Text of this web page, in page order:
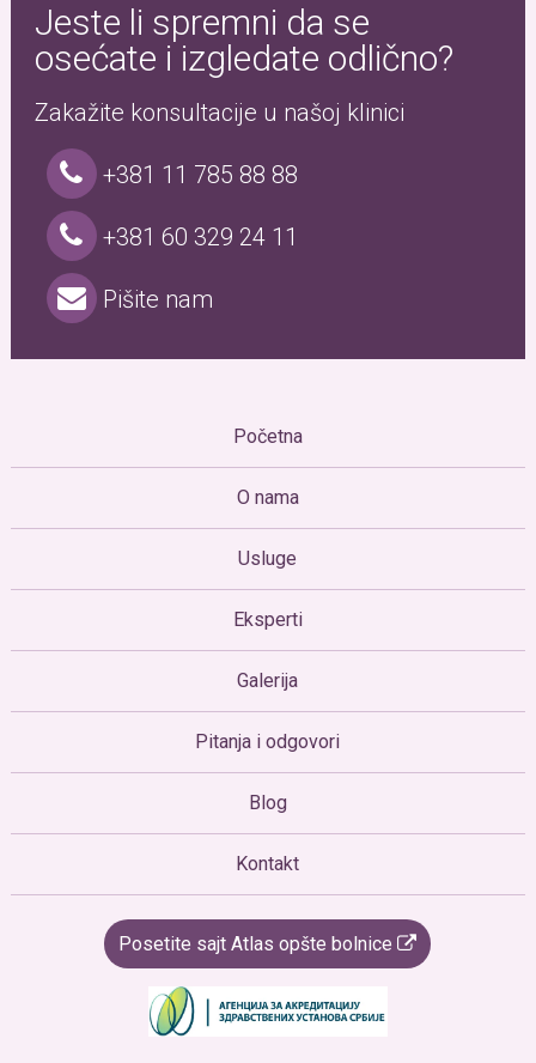
Jeste li spremni da se
osećate i izgledate odlično?
Zakažite konsultacije u našoj klinici
+381 11 785 88 88
+381 60 329 24 11
Pišite nam
Početna
O nama
Usluge
Eksperti
Galerija
Pitanja i odgovori
Blog
Kontakt
Posetite sajt Atlas opšte bolnice